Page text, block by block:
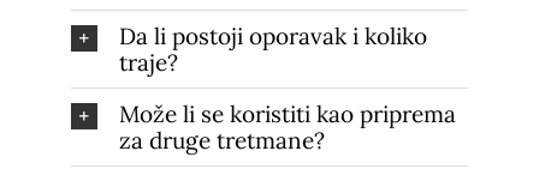
Da li postoji oporavak i koliko
traje?
Može li se koristiti kao priprema
za druge tretmane?